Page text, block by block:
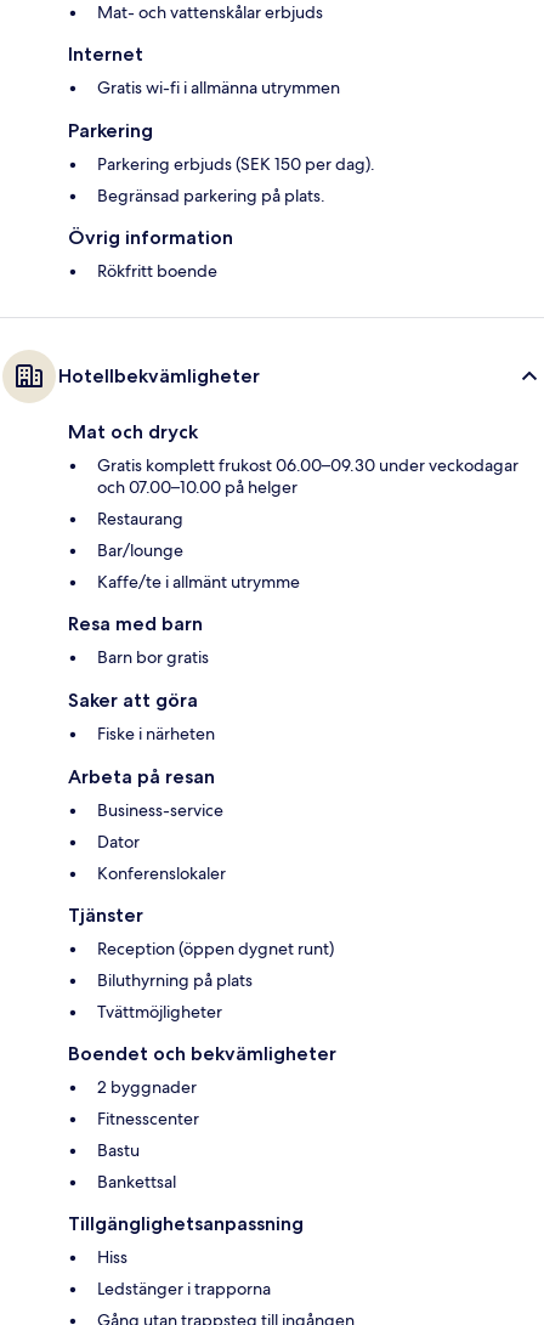
Mat- och vattenskålar erbjuds
Internet
Gratis wi-fi i allmänna utrymmen
Parkering
Parkering erbjuds (SEK 150 per dag).
Begränsad parkering på plats.
Övrig information
Rökfritt boende
Hotellbekvämligheter
Mat och dryck
Gratis komplett frukost 06.00–09.30 under veckodagar
och 07.00–10.00 på helger
Restaurang
Bar/lounge
Kaffe/te i allmänt utrymme
Resa med barn
Barn bor gratis
Saker att göra
Fiske i närheten
Arbeta på resan
Business-service
Dator
Konferenslokaler
Tjänster
Reception (öppen dygnet runt)
Biluthyrning på plats
Tvättmöjligheter
Boendet och bekvämligheter
2 byggnader
Fitnesscenter
Bastu
Bankettsal
Tillgänglighetsanpassning
Hiss
Ledstänger i trapporna
Gång utan trappsteg till ingången